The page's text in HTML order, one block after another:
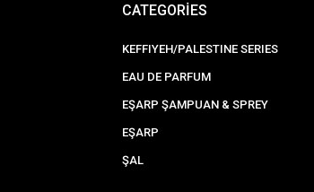
CATEGORİES
KEFFIYEH/PALESTINE SERIES
EAU DE PARFUM
EŞARP ŞAMPUAN & SPREY
EŞARP
ŞAL